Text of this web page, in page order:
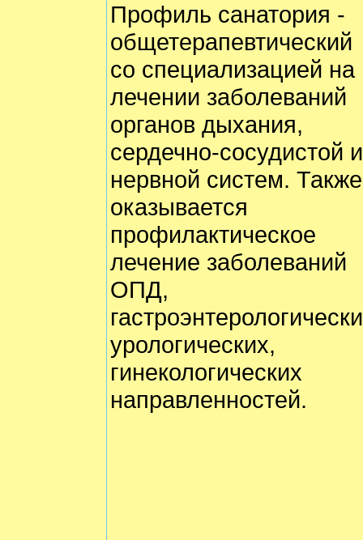
Профиль санатория -
общетерапевтический
со специализацией на
лечении заболеваний
органов дыхания,
сердечно-сосудистой и
нервной систем. Также
оказывается
профилактическое
лечение заболеваний
ОПД,
урологических,
гинекологических
направленностей.